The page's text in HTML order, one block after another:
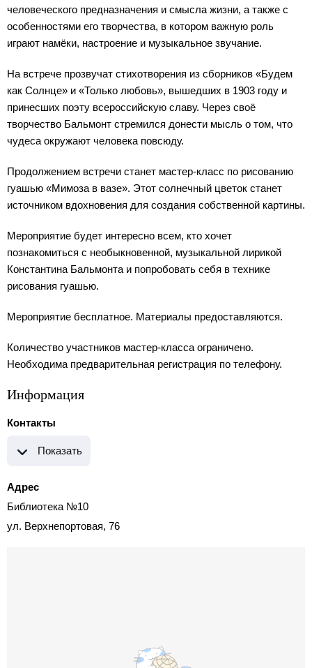
человеческого предназначения и смысла жизни, а также с
особенностями его творчества, в котором важную роль
играют намёки, настроение и музыкальное звучание.
На встрече прозвучат стихотворения из сборников «Будем
как Солнце» и «Только любовь», вышедших в 1903 году и
принесших поэту всероссийскую славу. Через своё
творчество Бальмонт стремился донести мысль о том, что
чудеса окружают человека повсюду.
Продолжением встречи станет мастер-класс по рисованию
гуашью «Мимоза в вазе». Этот солнечный цветок станет
источником вдохновения для создания собственной картины.
Мероприятие будет интересно всем, кто хочет
познакомиться с необыкновенной, музыкальной лирикой
Константина Бальмонта и попробовать себя в технике
рисования гуашью.
Мероприятие бесплатное. Материалы предоставляются.
Количество участников мастер-класса ограничено.
Необходима предварительная регистрация по телефону.
Информация
Контакты
Показать
Адрес
Библиотека №10
ул. Верхнепортовая, 76